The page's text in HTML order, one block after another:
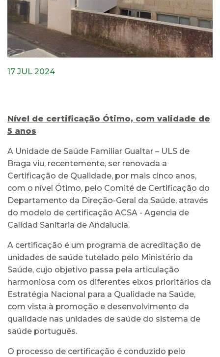
17 JUL 2024
Nível de certificação Ótimo, com validade de
5 anos
A Unidade de Saúde Familiar Gualtar – ULS de
Braga viu, recentemente, ser renovada a
Certificação de Qualidade, por mais cinco anos,
com o nível Ótimo, pelo Comité de Certificação do
Departamento da Direção-Geral da Saúde, através
do modelo de certificação ACSA - Agencia de
Calidad Sanitaria de Andalucia.
A certificação é um programa de acreditação de
unidades de saúde tutelado pelo Ministério da
Saúde, cujo objetivo passa pela articulação
harmoniosa com os diferentes eixos prioritários da
Estratégia Nacional para a Qualidade na Saúde,
com vista à promoção e desenvolvimento da
qualidade nas unidades de saúde do sistema de
saúde português.
O processo de certificação é conduzido pelo